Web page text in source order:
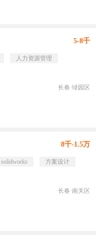
5-8千
人力资源管理
长春·绿园区
8千-1.5万
solidworks
方案设计
长春·南关区